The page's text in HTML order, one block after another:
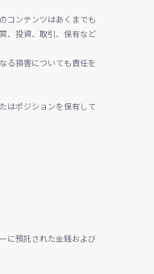
コンテンツはあくまでも
、投資、取引、保有など
る損害についても責任を
はポジションを保有して
に預託された金銭および